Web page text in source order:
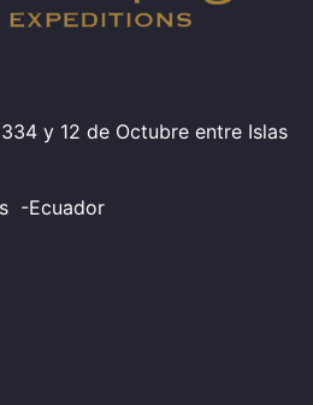
y 12 de Octubre entre Islas
-Ecuador